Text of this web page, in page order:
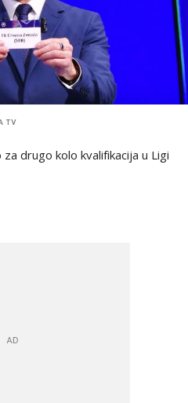
TV
drugo kolo kvalifikacija u Ligi